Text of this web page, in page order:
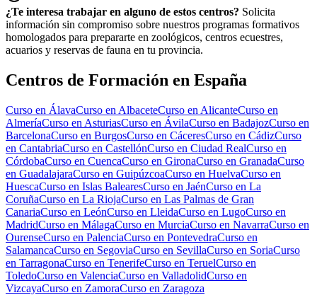
¿Te interesa trabajar en alguno de estos centros? Solicita
información sin compromiso sobre nuestros programas formativos
homologados para prepararte en zoológicos, centros ecuestres,
acuarios y reservas de fauna en tu provincia.
Centros de Formación en España
Curso en ÁlavaCurso en AlbaceteCurso en AlicanteCurso en
AlmeríaCurso en AsturiasCurso en ÁvilaCurso en BadajozCurso en
BarcelonaCurso en BurgosCurso en CáceresCurso en CádizCurso
en CantabriaCurso en CastellónCurso en Ciudad RealCurso en
CórdobaCurso en CuencaCurso en GironaCurso en GranadaCurso
en GuadalajaraCurso en GuipúzcoaCurso en HuelvaCurso en
HuescaCurso en Islas BalearesCurso en JaénCurso en La
CoruñaCurso en La RiojaCurso en Las Palmas de Gran
CanariaCurso en LeónCurso en LleidaCurso en LugoCurso en
MadridCurso en MálagaCurso en MurciaCurso en NavarraCurso en
OurenseCurso en PalenciaCurso en PontevedraCurso en
SalamancaCurso en SegoviaCurso en SevillaCurso en SoriaCurso
en TarragonaCurso en TenerifeCurso en TeruelCurso en
ToledoCurso en ValenciaCurso en ValladolidCurso en
VizcayaCurso en ZamoraCurso en Zaragoza